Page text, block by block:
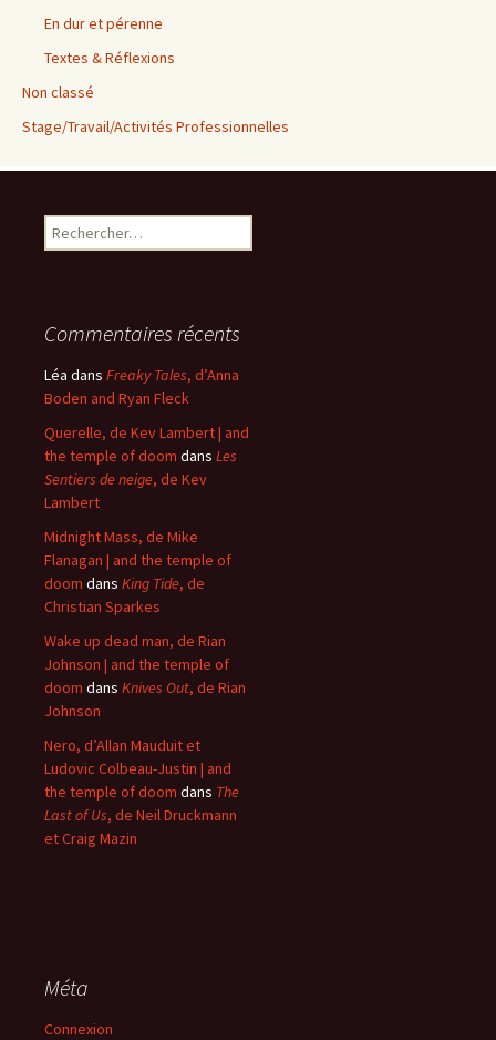
En dur et pérenne
Textes & Réflexions
Non classé
Stage/Travail/Activités Professionnelles
Rechercher :
Commentaires récents
Léa dans Freaky Tales, d’Anna
Boden and Ryan Fleck
Querelle, de Kev Lambert | and
the temple of doom dans Les
Sentiers de neige, de Kev
Lambert
Midnight Mass, de Mike
Flanagan | and the temple of
doom dans King Tide, de
Christian Sparkes
Wake up dead man, de Rian
Johnson | and the temple of
doom dans Knives Out, de Rian
Johnson
Nero, d’Allan Mauduit et
Ludovic Colbeau-Justin | and
the temple of doom dans The
Last of Us, de Neil Druckmann
et Craig Mazin
Méta
Connexion